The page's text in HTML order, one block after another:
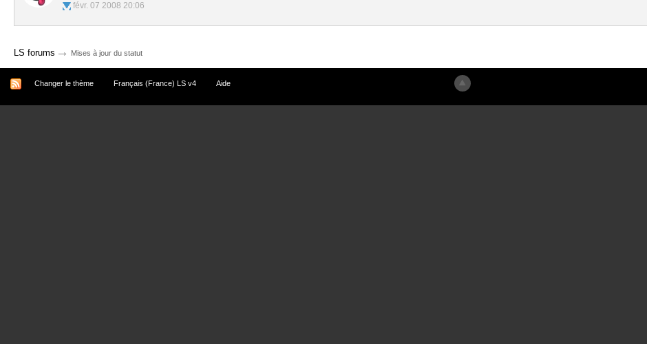
févr. 07 2008 20:06
LS forums → Mises à jour du statut
Changer le thème Français (France) LS v4 Aide